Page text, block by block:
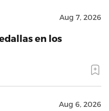
Aug 7, 2026
en los
Aug 6, 2026